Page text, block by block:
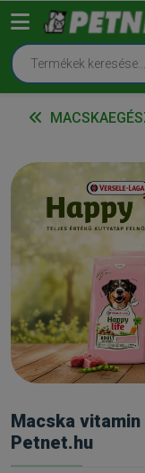
Macska
Petnet.hu